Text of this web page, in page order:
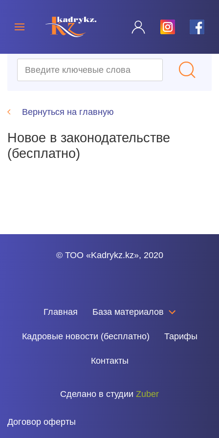
Вернуться на главную
Новое в законодательстве
(бесплатно)
© ТОО «Kadrykz.kz», 2020
Главная База материалов
Кадровые новости (бесплатно) Тарифы
Контакты
Сделано в студии Zuber
Договор оферты